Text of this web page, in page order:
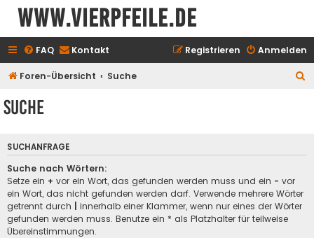
www.vierpfeile.de
FAQ Kontakt Anmelden
Registrieren
Foren-Übersicht Suche
Suche
SUCHANFRAGE
Suche nach Wörtern:
Setze ein + vor ein Wort, das gefunden werden muss und ein - vor
ein Wort, das nicht gefunden werden darf. Verwende mehrere Wörter
getrennt durch
innerhalb einer Klammer, wenn nur eines der Wörter
gefunden werden muss. Benutze ein * als Platzhalter für teilweise
Übereinstimmungen.